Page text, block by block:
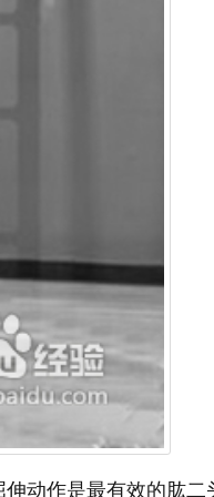
动作是最有效的肱二